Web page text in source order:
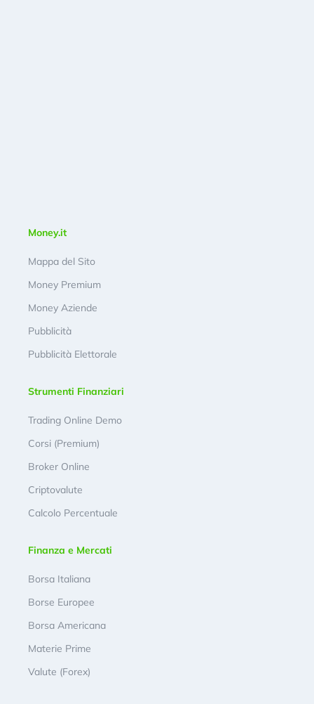
Money.it
Mappa del Sito
Money Premium
Money Aziende
Pubblicità
Pubblicità Elettorale
Strumenti Finanziari
Trading Online Demo
Corsi (Premium)
Broker Online
Criptovalute
Calcolo Percentuale
Finanza e Mercati
Borsa Italiana
Borse Europee
Borsa Americana
Materie Prime
Valute (Forex)